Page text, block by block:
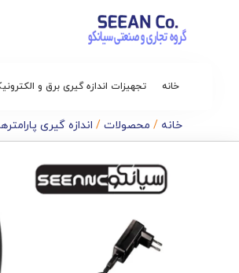
خانه تجهیزات اندازه گیری برق و
خانه / محصولات / اندازه گیری